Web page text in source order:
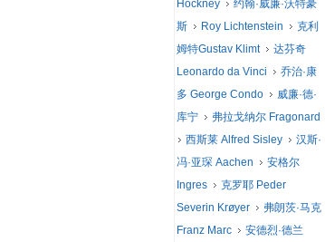
Hockney
约翰·威廉·沃特豪
斯
Roy Lichtenstein
克利
姆特Gustav Klimt
达芬奇
Leonardo da Vinci
乔治·康
多 George Condo
威廉·德·
库宁
弗拉戈纳尔 Fragonard
西斯莱 Alfred Sisley
汉斯·
冯·亚琛 Aachen
安格尔
Ingres
克罗耶 Peder
Severin Krøyer
弗朗茨·马克
Franz Marc
安德烈·德兰